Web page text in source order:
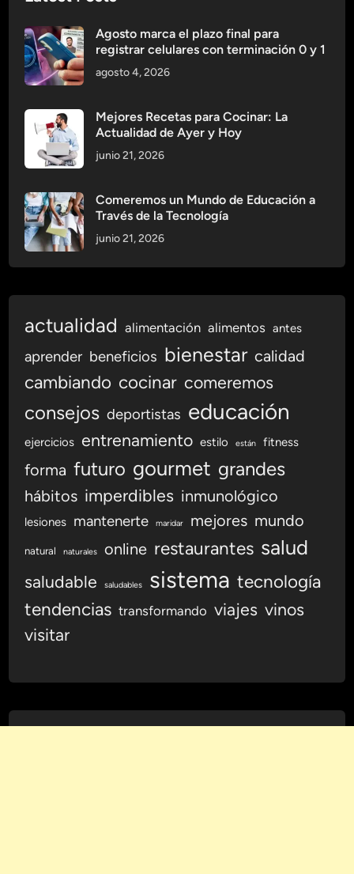
a
v
i
n
f
u
o
Agosto marca el plazo final para
registrar celulares con terminación 0 y 1
agosto 4, 2026
Mejores Recetas para Cocinar: La
Actualidad de Ayer y Hoy
junio 21, 2026
Comeremos un Mundo de Educación a
Través de la Tecnología
junio 21, 2026
actualidad alimentación alimentos antes
aprender beneficios bienestar calidad
cambiando cocinar comeremos
consejos deportistas educación
ejercicios entrenamiento estilo están fitness
forma futuro gourmet grandes
hábitos imperdibles inmunológico
lesiones mantenerte maridar mejores mundo
natural naturales online restaurantes salud
saludable saludables sistema tecnología
tendencias transformando viajes vinos
visitar